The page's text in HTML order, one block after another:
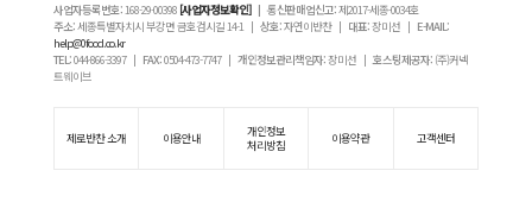
사업자등록번호:168-29-00398 [사업자정보확인]| 통신판매업신고:제2017-세종-0034호
주소:세종특별자치시 부강면 금호검시길 14-1 | 상호:자연이반찬 | 대표:장미선 | E-MAIL:
help@0food.co.kr
TEL:044-866-3397 | FAX:0504-473-7747 | 개인정보관리책임자:장미선 |호스팅제공자: (주)커넥
트웨이브
제로반찬 소개 이용안내
개인정보
처리방침
이용약관 고객센터